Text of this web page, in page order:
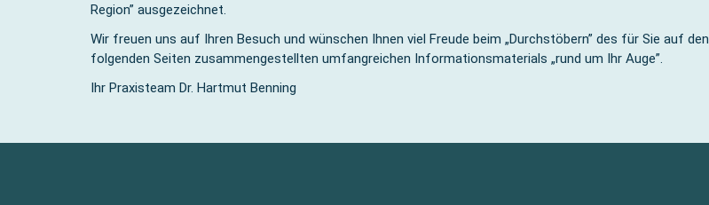
Region” ausgezeichnet.
Wir freuen uns auf Ihren Besuch und wünschen Ihnen viel Freude beim „Durchstöbern” des für Sie auf den
folgenden Seiten zusammengestellten umfangreichen Informationsmaterials „rund um Ihr Auge”.
Ihr Praxisteam Dr. Hartmut Benning